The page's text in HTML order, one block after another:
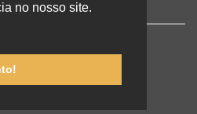
no nosso site.
lernu.net |Impressum